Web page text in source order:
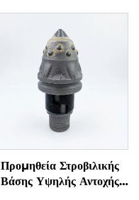
Προμηθεία Στροβιλικής
Βάσης Υψηλής Αντοχής